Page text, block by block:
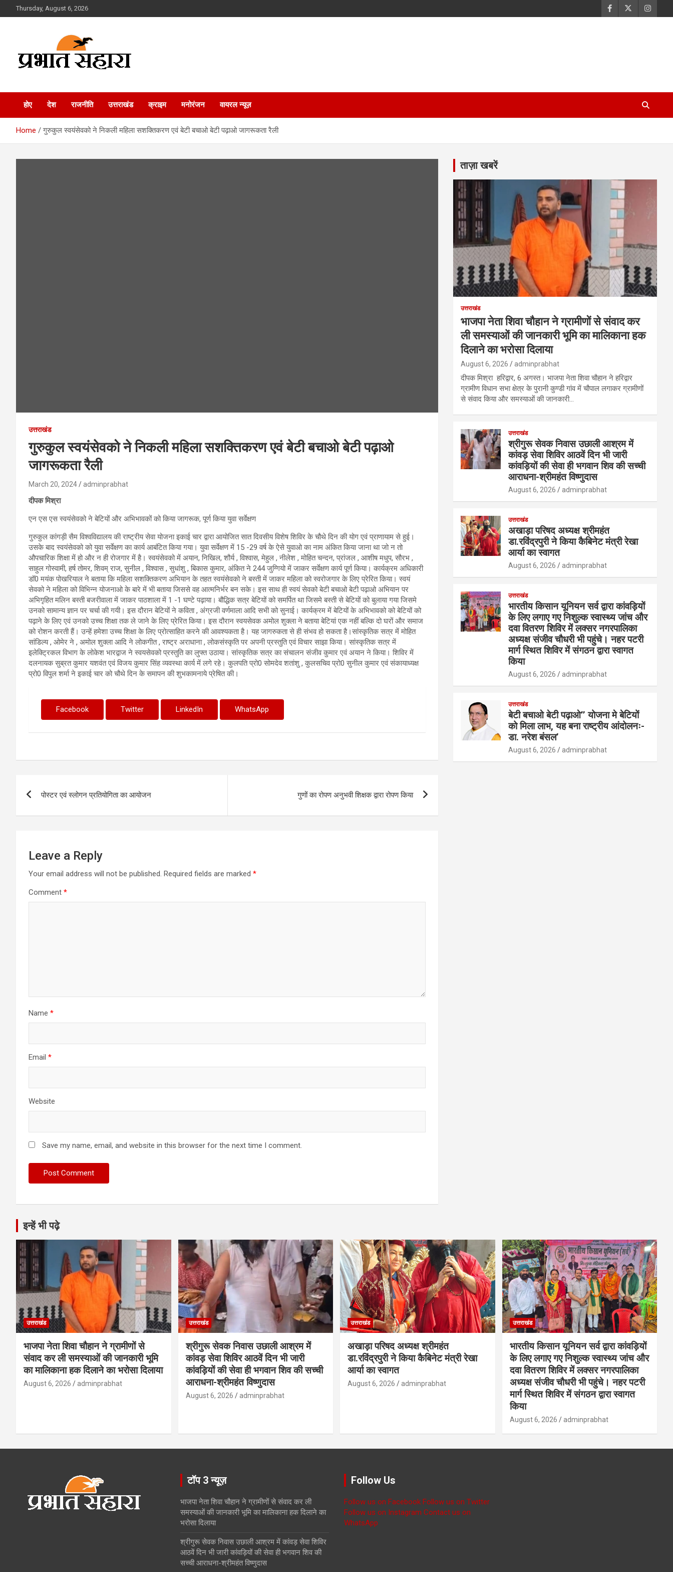
to
Thursday, August 6, 2026
Prabhat Sahara
होए देश राजनीति उत्तराखंड क्राइम मनोरंजन वायरल न्यूज़
Home गुरुकुल स्वयंसेवको ने निकली महिला सशक्तिकरण एवं बेटी बचाओ बेटी पढ़ाओ जागरूकता रैली
उत्तराखंड
गुरुकुल स्वयंसेवको ने निकली महिला सशक्तिकरण एवं बेटी बचाओ बेटी पढ़ाओ
जागरूकता रैली
March 20, 2024 adminprabhat
दीपक मिश्रा
एन एस एस स्वयंसेवको ने बेटियों और अभिभावकों को किया जागरूक, पूर्ण किया युवा सर्वेक्षण
गुरुकुल कांगड़ी सैम विश्वविद्यालय की राष्ट्रीय सेवा योजना इकाई चार द्वारा आयोजित सात दिवसीय विशेष शिविर के चौथे दिन की योग एवं प्राणायाम से हुई।
उसके बाद स्वयंसेवको को युवा सर्वेक्षण का कार्य आबंटित किया गया। युवा सर्वेक्षण में 15 -29 वर्ष के ऐसे युवाओ का नाम अंकित किया जाना था जो न तो
औपचारिक शिक्षा में हो और न ही रोजगार में है। स्वयंसेवको में अयान, निखिल, शौर्य , विश्वास, मेहुल , नीलेश , मोहित चन्दन, प्रांजल , आशीष मधुप, सौरभ ,
साहुल गोस्वामी, हर्ष तोमर, शिवम् राज, सुनील , विश्वास , सुधांशु , बिकास कुमार, अंकित ने 244 जुग्गियो में जाकर सर्वेक्षण कार्य पूर्ण किया। कार्यक्रम अधिकारी
डॉ0 मयंक पोखरियाल ने बताया कि महिला सशक्तिकरण अभियान के तहत स्वयंसेवको ने बस्ती में जाकर महिला को स्वरोजगार के लिए प्रेरित किया। स्वयं
सेवको ने महिला को विभिन्न योजनाओ के बारे में भी बताया जिससे वह आत्मनिर्भर बन सके। इस साथ ही स्वयं सेवको बेटी बचाओ बेटी पढ़ाओ अभियान पर
अभिगृहित मलिन बस्ती बजरीवाला में जाकर पाठशाला में 1 -1 घण्टे पढ़ाया। बौद्धिक सत्र बेटियों को समर्पित था जिसमे बस्ती से बेटियों को बुलाया गया जिसमे
उनको सामान्य ज्ञान पर चर्चा की गयी। इस दौरान बेटियों ने कविता , अंग्रजी वर्णमाला आदि सभी को सुनाई। कार्यक्रम में बेटियों के अभिभावको को बेटियों को
पढ़ाने के लिए एवं उनको उच्च शिक्षा तक ले जाने के लिए प्रेरित किया। इस दौरान स्वयसेवक अमोल शुक्ला ने बताया बेटियां एक नहीं बल्कि दो घरों और समाज
को रोशन करती हैं। उन्हें हमेशा उच्च शिक्षा के लिए प्रोत्साहित करने की आवश्यकता है। यह जागरुकता से ही संभव हो सकता है।सांस्कृतिक सत्र में मोहित
सांडिल्य , ओमेर ने , अमोल शुक्ला आदि ने लोकगीत , राष्ट्र अराधाना , लोकसंस्कृति पर अपनी प्रस्तुति एवं विचार साझा किया। सांस्कृतिक सत्र में
इलेक्ट्रिकल विभाग के लोकेश भारद्वाज ने स्वयसेवको प्रस्तुति का लुफ्त उठाया। सांस्कृतिक सत्र का संचालन संजीव कुमार एवं अयान ने किया। शिविर में
दलनायक सुब्रत कुमार यशवंत एवं विजय कुमार सिंह व्यवस्था कार्य में लगे रहे। कुलपति प्रो0 सोमदेव शतांशु , कुलसचिव प्रो0 सुनील कुमार एवं संकायाध्यक्ष
प्रो0 विपुल शर्मा ने इकाई चार को चौथे दिन के समापन की शुभकामनाये प्रेषित की।
Facebook Twitter LinkedIn WhatsApp
navigation
पोस्टर एवं स्लोगन प्रतियोगिता का आयोजन गुणों का रोपण अनुभवी शिक्षक द्वारा रोपण किया
Leave a Reply
Your email address will not be published. Required fields are marked *
Comment *
Name *
Email *
Website
Save my name, email, and website in this browser for the next time I comment.
ताज़ा खबरें
उत्तराखंड
भाजपा नेता शिवा चौहान ने ग्रामीणों से संवाद कर
ली समस्याओं की जानकारी भूमि का मालिकाना हक
दिलाने का भरोसा दिलाया
August 6, 2026 adminprabhat
दीपक मिश्रा हरिद्वार, 6 अगस्त। भाजपा नेता शिवा चौहान ने हरिद्वार
ग्रामीण विधान सभा क्षेत्र के पुरानी कुण्डी गांव में चौपाल लगाकर ग्रामीणों
से संवाद किया और समस्याओं की जानकारी…
उत्तराखंड
श्रीगुरू सेवक निवास उछाली आश्रम में
कांवड़ सेवा शिविर आठवें दिन भी जारी
कांवड़ियों की सेवा ही भगवान शिव की सच्ची
आराधना-श्रीमहंत विष्णुदास
August 6, 2026 adminprabhat
उत्तराखंड
अखाड़ा परिषद अध्यक्ष श्रीमहंत
डा.रविंद्रपुरी ने किया कैबिनेट मंत्री रेखा
आर्या का स्वागत
August 6, 2026 adminprabhat
उत्तराखंड
भारतीय किसान यूनियन सर्व द्वारा कांवड़ियों
के लिए लगाए गए निशुल्क स्वास्थ्य जांच और
दवा वितरण शिविर में लक्सर नगरपालिका
अध्यक्ष संजीव चौधरी भी पहुंचे। नहर पटरी
मार्ग स्थित शिविर में संगठन द्वारा स्वागत
किया
August 6, 2026 adminprabhat
उत्तराखंड
बेटी बचाओ बेटी पढ़ाओ’’ योजना मे बेटियों
को मिला लाभ, यह बना राष्ट्रीय आंदोलनः-
डा. नरेश बंसल’
August 6, 2026 adminprabhat
इन्हें भी पढ़े
उत्तराखंड
भाजपा नेता शिवा चौहान ने ग्रामीणों से
संवाद कर ली समस्याओं की जानकारी भूमि
का मालिकाना हक दिलाने का भरोसा दिलाया
August 6, 2026 adminprabhat
उत्तराखंड
श्रीगुरू सेवक निवास उछाली आश्रम में
कांवड़ सेवा शिविर आठवें दिन भी जारी
कांवड़ियों की सेवा ही भगवान शिव की सच्ची
आराधना-श्रीमहंत विष्णुदास
August 6, 2026 adminprabhat
उत्तराखंड
अखाड़ा परिषद अध्यक्ष श्रीमहंत
डा.रविंद्रपुरी ने किया कैबिनेट मंत्री रेखा
आर्या का स्वागत
August 6, 2026 adminprabhat
उत्तराखंड
भारतीय किसान यूनियन सर्व द्वारा कांवड़ियों
के लिए लगाए गए निशुल्क स्वास्थ्य जांच और
दवा वितरण शिविर में लक्सर नगरपालिका
अध्यक्ष संजीव चौधरी भी पहुंचे। नहर पटरी
मार्ग स्थित शिविर में संगठन द्वारा स्वागत
किया
August 6, 2026 adminprabhat
टॉप 3 न्यूज़
भाजपा नेता शिवा चौहान ने ग्रामीणों से संवाद कर ली
समस्याओं की जानकारी भूमि का मालिकाना हक दिलाने का
भरोसा दिलाया
श्रीगुरू सेवक निवास उछाली आश्रम में कांवड़ सेवा शिविर
आठवें दिन भी जारी कांवड़ियों की सेवा ही भगवान शिव की
सच्ची आराधना-श्रीमहंत विष्णुदास
Follow Us
Follow us on Facebook Follow us on Twitter
Follow us on Instagram Contact us on
WhatsApp